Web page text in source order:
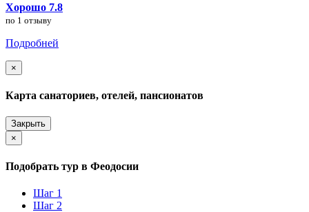
Хорошо 7.8
по 1 отзыву
Подробней
×
Карта санаториев, отелей, пансионатов
Закрыть
×
Подобрать тур в Феодосии
Шаг 1
Шаг 2